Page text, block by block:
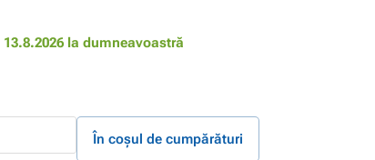
13.8.2026 la dumneavoastră
În coșul de cumpărături